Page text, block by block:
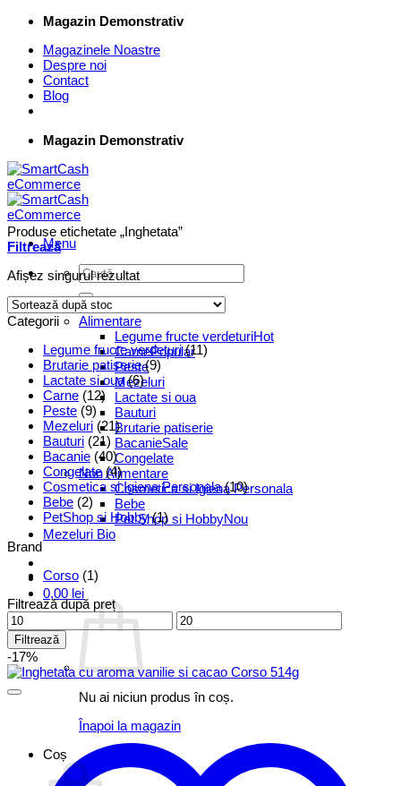
Skip
content
Magazin Demonstrativ
Magazinele Noastre
Despre noi
Contact
Blog
Magazin Demonstrativ
Menu
Caută
după:
Supermarket Online
Alimentare
Legume fructe verdeturi
Carne
Peste
Mezeluri
Lactate si oua
Bauturi
Brutarie patiserie
Bacanie
Congelate
Non Alimentare
Cosmetica si Igiena Personala
Bebe
Pet Shop si Hobby
Mezeluri Bio
0,00 lei
Nu ai niciun produs în coș.
Înapoi la magazin
Coș
Produse etichetate „Inghetata”
Filtrează
Afișez singurul rezultat
Categorii
Legume fructe verdeturi (11)
Brutarie patiserie (9)
Lactate si oua (6)
Carne (12)
Peste (9)
Mezeluri (21)
Bauturi (21)
Bacanie (40)
Congelate (4)
Cosmetica si Igiena Personala (10)
Bebe (2)
PetShop si Hobby (1)
Brand
Corso (1)
Filtrează după preț
Preț
minim
Preț
maxim
Filtrează
-17%